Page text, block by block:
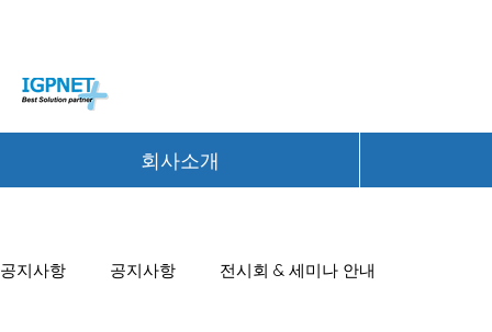
회사소개
공지사항 공지사항 전시회 & 세미나 안내